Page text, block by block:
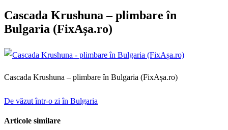
Cascada Krushuna – plimbare în
Bulgaria (FixAșa.ro)
Cascada Krushuna – plimbare în Bulgaria (FixAșa.ro)
Navigare
în
De văzut într-o zi în Bulgaria
Articole similare